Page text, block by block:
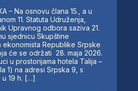
– Na osnovu člana 15., a u
11. Statuta Udruženja,
Upravnog odbora saziva 21.
sjednicu Skupštine
ekonomista Republike Srpske
će se održati 28. maja 2026.
u prostorijama hotela Talija –
1) na adresi Srpska 9, s
19 h. […]